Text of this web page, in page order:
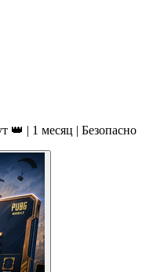
👑 | 1 месяц | Безопасно